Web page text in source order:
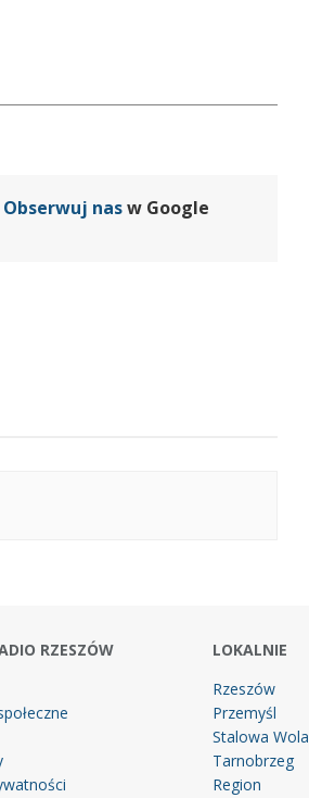
Obserwuj nasw Google
RZESZÓW
LOKALNIE
Rzeszów
Przemyśl
Stalowa Wola
Tarnobrzeg
Region